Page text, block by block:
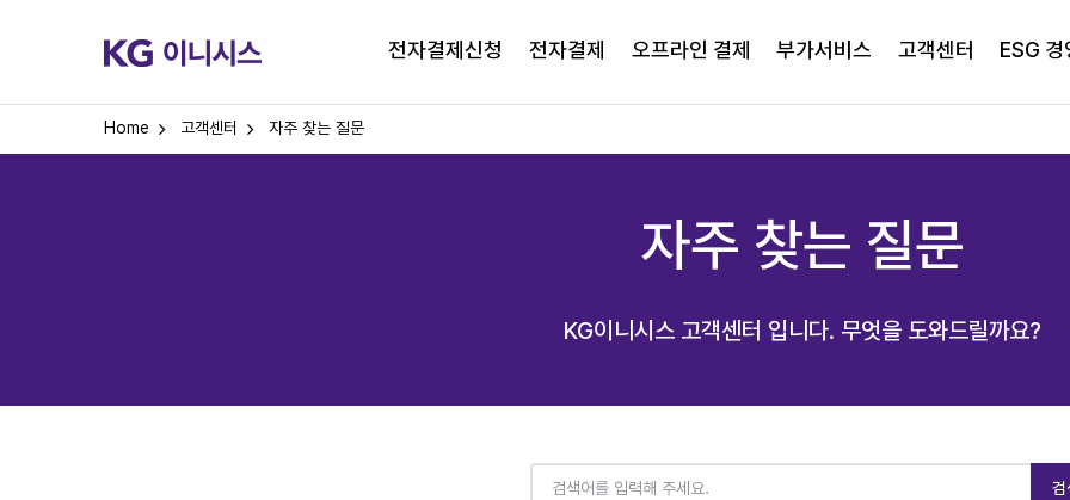
전자결제신청 전자결제 오프라인 결제 부가서비스 고객센터 ESG 경
Home 고객센터 자주 찾는 질문
자주 찾는 질문
KG이니시스 고객센터 입니다. 무엇을 도와드릴까요?
검